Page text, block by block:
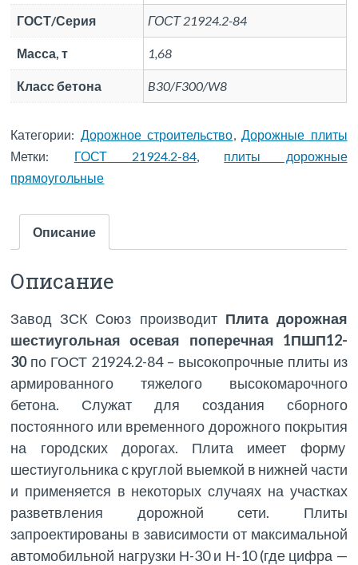
ГОСТ/Серия ГОСТ 21924.2-84
Масса, т 1,68
Класс бетона B30/F300/W8
Категории: Дорожное строительство
Дорожные плиты
Метки: ГОСТ 21924.2-84
плиты дорожные
прямоугольные
Описание
Описание
Завод ЗСК Союз производит Плита дорожная
шестиугольная осевая поперечная 1ПШП12-
30 по ГОСТ 21924.2-84 – высокопрочные плиты из
армированного тяжелого высокомарочного
бетона. Служат для создания сборного
постоянного или временного дорожного покрытия
на городских дорогах. Плита имеет форму
шестиугольника с круглой выемкой в нижней части
и применяется в некоторых случаях на участках
разветвления дорожной сети. Плиты
запроектированы в зависимости от максимальной
автомобильной нагрузки Н-30 и Н-10 (где цифра —